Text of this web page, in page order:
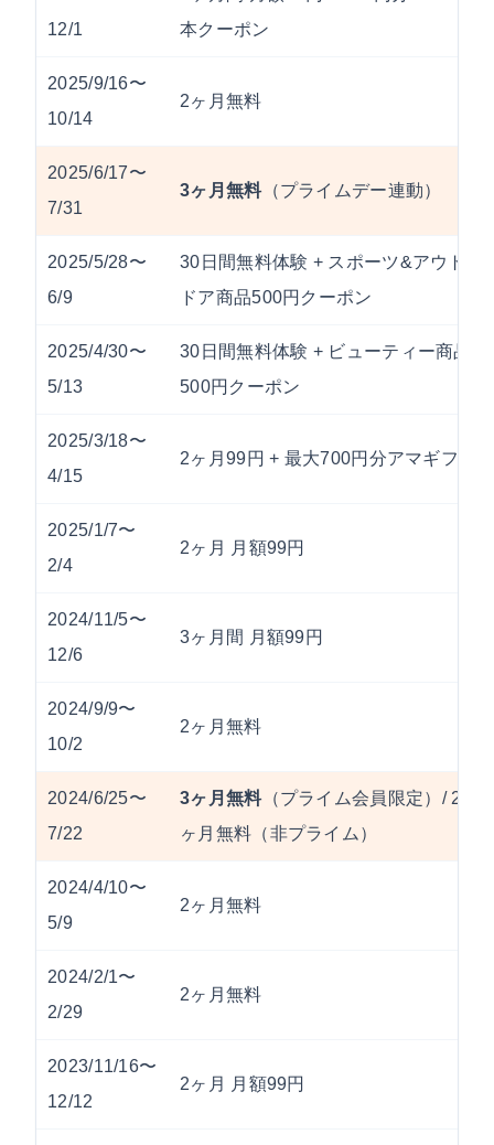
12/1
本クーポン
2025/9/16〜
10/14
2ヶ月無料
2025/6/17〜
7/31
3ヶ月無料（プライムデー連動）
2025/5/28〜
6/9
30日間無料体験 + スポーツ&アウト
ドア商品500円クーポン
2025/4/30〜
5/13
30日間無料体験 + ビューティー商品
500円クーポン
2025/3/18〜
4/15
2ヶ月99円 + 最大700円分アマギフ
2025/1/7〜
2/4
2ヶ月 月額99円
2024/11/5〜
12/6
3ヶ月間 月額99円
2024/9/9〜
10/2
2ヶ月無料
2024/6/25〜
7/22
3ヶ月無料（プライム会員限定）/ 2
ヶ月無料（非プライム）
2024/4/10〜
5/9
2ヶ月無料
2024/2/1〜
2/29
2ヶ月無料
2023/11/16〜
12/12
2ヶ月 月額99円